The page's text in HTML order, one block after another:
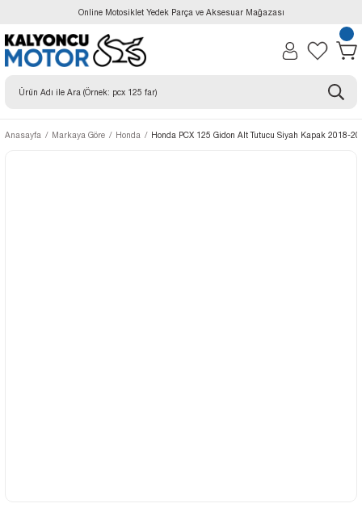
Online Motosiklet Yedek Parça ve Aksesuar Mağazası
Anasayfa Markaya Göre Honda Honda PCX 125 Gidon Alt Tutucu Siyah Kapak 2018-